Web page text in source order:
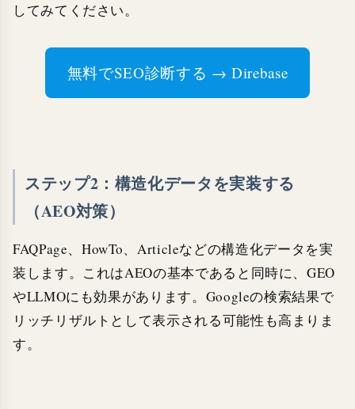
してみてください。
無料でSEO診断する → Direbase
ステップ2：構造化データを実装する
（AEO対策）
FAQPage、HowTo、Articleなどの構造化データを実
装します。これはAEOの基本であると同時に、GEO
やLLMOにも効果があります。Googleの検索結果で
リッチリザルトとして表示される可能性も高まりま
す。